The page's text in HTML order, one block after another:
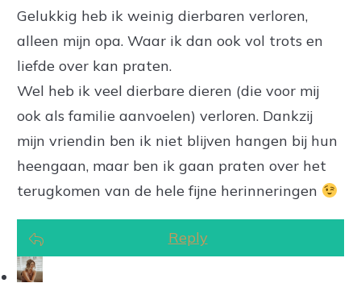
Gelukkig heb ik weinig dierbaren verloren,
alleen mijn opa. Waar ik dan ook vol trots en
liefde over kan praten.
Wel heb ik veel dierbare dieren (die voor mij
ook als familie aanvoelen) verloren. Dankzij
mijn vriendin ben ik niet blijven hangen bij hun
heengaan, maar ben ik gaan praten over het
terugkomen van de hele fijne herinneringen
Reply